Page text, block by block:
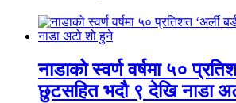
नाडाको स्वर्ण वर्षमा ५०
छुटसहित भदौ ९ देखि नाडा